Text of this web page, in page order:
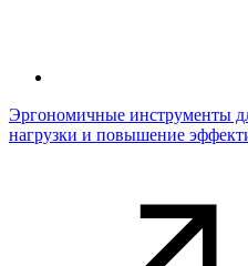
Эргономичные инструменты
нагрузки и повышение